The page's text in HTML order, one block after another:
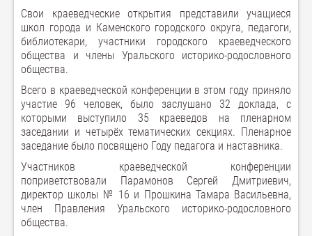
Свои краеведческие открытия представили учащиеся
школ города и Каменского городского округа, педагоги,
библиотекари, участники городского краеведческого
общества и члены Уральского историко-родословного
общества.
Всего в краеведческой конференции в этом году приняло
участие 96 человек, было заслушано 32 доклада, с
которыми выступило 35 краеведов на пленарном
заседании и четырёх тематических секциях. Пленарное
заседание было посвящено Году педагога и наставника.
Участников краеведческой конференции
поприветствовали Парамонов Сергей Дмитриевич,
директор школы № 16 и Прошкина Тамара Васильевна,
член Правления Уральского историко-родословного
общества.